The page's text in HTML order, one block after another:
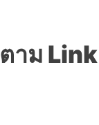
ตาม Link